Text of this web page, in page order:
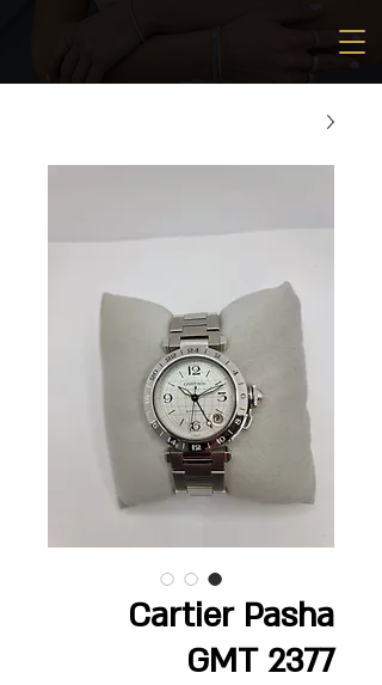
Cartier Pasha
GMT 2377